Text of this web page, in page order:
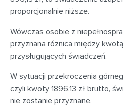
proporcjonalnie niższe.
Wówczas osobie z
przyznana różnica między
przysługujących świadczeń.
W sytuacji przekroczenia
czyli kwoty 1896,13 zł brutto,
nie zostanie przyznane.